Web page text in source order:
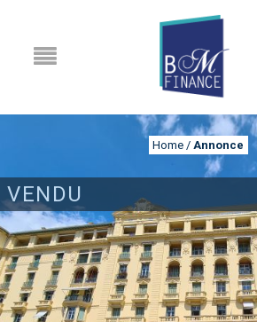
VENDU
Home / Annonce
ANNONCE